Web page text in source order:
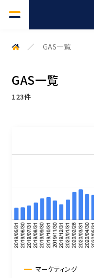
GAS一覧
よくある質問
サービスについて検索キーワ
GAS一覧
GAS一覧
123件
マーケティング